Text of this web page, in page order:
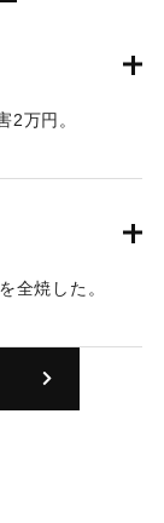
2万円。
全焼した。